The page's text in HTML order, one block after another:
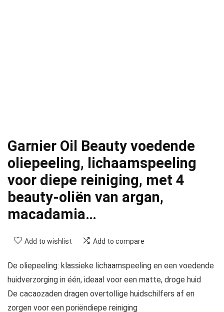
Garnier Oil Beauty voedende
oliepeeling, lichaamspeeling
voor diepe reiniging, met 4
beauty-oliën van argan,
macadamia…
Add to wishlist Add to compare
De oliepeeling: klassieke lichaamspeeling en een voedende
huidverzorging in één, ideaal voor een matte, droge huid
De cacaozaden dragen overtollige huidschilfers af en
zorgen voor een poriëndiepe reiniging